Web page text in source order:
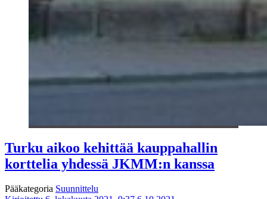
Turku aikoo kehittää kauppahallin
korttelia yhdessä JKMM:n kanssa
Pääkategoria Suunnittelu